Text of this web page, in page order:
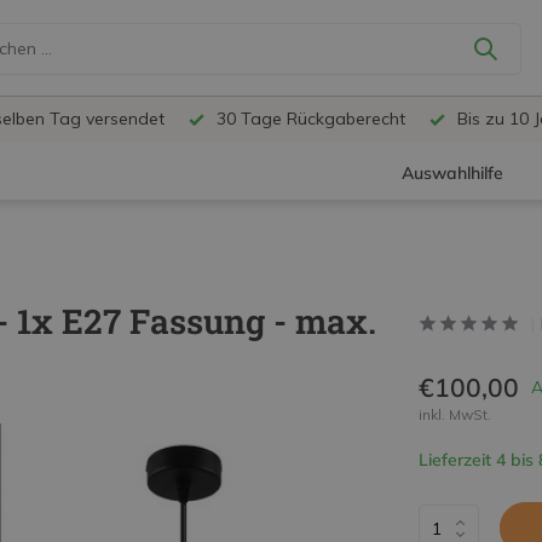
Tag versendet 30 Tage Rückgaberecht Bis zu 10
Auswahlhilfe
E27 Fassung - max.
€100,00
inkl. MwSt.
Lieferzeit 4 bis